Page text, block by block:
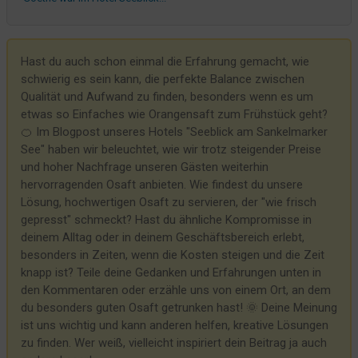
Der Ferienjob und die Aufgabe
Er hat eine Rechtsabteilung
Wir machen es mit Ziegen...
So falsch liegen Netto & Co garnicht - und auch unser Parkplatz ist
Wir wollen immer schön für unsere Gäste sein
Haberbühne
Zettelwirtschaft
Eine Taschenlampe? Bitte, gerne!
Lesezirkel & Co
Der Eimer
Das Geschirrtuch und die Ehrlichkeit
Hildegard auf großer Fahrt
Hast du auch schon einmal die Erfahrung gemacht, wie
schwierig es sein kann, die perfekte Balance zwischen
Qualität und Aufwand zu finden, besonders wenn es um
etwas so Einfaches wie Orangensaft zum Frühstück geht?
🍊 Im Blogpost unseres Hotels "Seeblick am Sankelmarker
See" haben wir beleuchtet, wie wir trotz steigender Preise
und hoher Nachfrage unseren Gästen weiterhin
hervorragenden Osaft anbieten. Wie findest du unsere
Lösung, hochwertigen Osaft zu servieren, der "wie frisch
gepresst" schmeckt? Hast du ähnliche Kompromisse in
deinem Alltag oder in deinem Geschäftsbereich erlebt,
besonders in Zeiten, wenn die Kosten steigen und die Zeit
knapp ist? Teile deine Gedanken und Erfahrungen unten in
den Kommentaren oder erzähle uns von einem Ort, an dem
du besonders guten Osaft getrunken hast! 🌞 Deine Meinung
ist uns wichtig und kann anderen helfen, kreative Lösungen
zu finden. Wer weiß, vielleicht inspiriert dein Beitrag ja auch